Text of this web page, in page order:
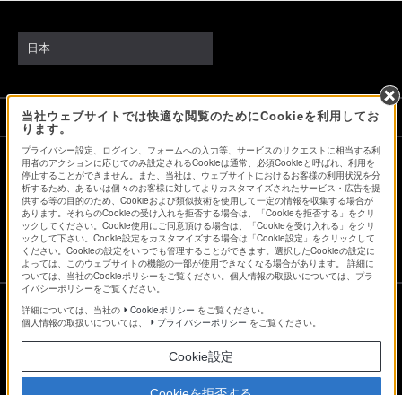
当社ウェブサイトでは快適な閲覧のためにCookieを利用してお
ります。
プライバシー設定、ログイン、フォームへの入力等、サービスのリクエストに相当する利
用者のアクションに応じてのみ設定されるCookieは通常、必須Cookieと呼ばれ、利用を
停止することができません。また、当社は、ウェブサイトにおけるお客様の利用状況を分
析するため、あるいは個々のお客様に対してよりカスタマイズされたサービス・広告を提
供する等の目的のため、Cookieおよび類似技術を使用して一定の情報を収集する場合が
あります。それらのCookieの受け入れを拒否する場合は、「Cookieを拒否する」をクリ
ックしてください。Cookie使用にご同意頂ける場合は、「Cookieを受け入れる」をクリ
ックして下さい。Cookie設定をカスタマイズする場合は「Cookie設定」をクリックして
ください。Cookieの設定をいつでも管理することができます。選択したCookieの設定に
よっては、このウェブサイトの機能の一部が使用できなくなる場合があります。 詳細に
ついては、当社のCookieポリシーをご覧ください。個人情報の取扱いについては、プラ
イバシーポリシーをご覧ください。
詳細については、当社の
Cookieポリシー をご覧ください。
個人情報の取扱いについては、
プライバシーポリシー をご覧ください。
Cookie設定
日本
ソニーストアでのお買い物にあたって
会社情報 採用情報 特約店のご案内
ニュースリリース
環境情報
My Sony 利用規約
プライバシーポリシー
正しい表示への取り組み